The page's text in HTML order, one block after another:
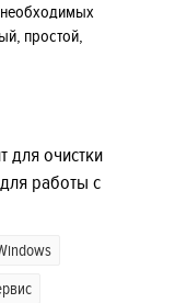
простой,
для очистки
работы с